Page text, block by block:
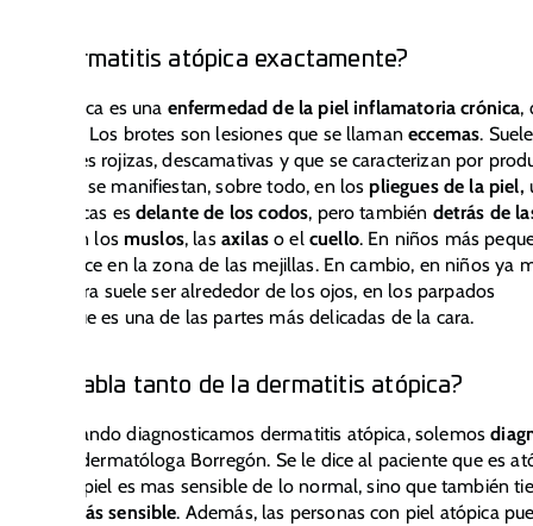
la dermatitis atópica exactamente?
atópica es una enfermedad de la piel inflamatoria crónica,
en brotes. Los brotes son lesiones que se llamaneccemas.
lesiones rojizas, descamativas y que se caracterizan por
eccemas se manifiestan, sobre todo, en los pliegues de la piel,
más típicas esdelante de los codos, pero también detrás de
a veces en los muslos, las axilaso el cuello. En niños más
aparece en la zona de las mejillas. En cambio, en niños ya
en la cara suele ser alrededor de los ojos, en los parpados
que es una de las partes más delicadas de la cara.
se habla tanto de la dermatitis atópica?
cuando diagnosticamos dermatitis atópica, solemos
la dermatóloga Borregón. Se le dice al paciente que es
solo la piel es mas sensible de lo normal, sino que también
más sensible. Además, las personas con piel atópica